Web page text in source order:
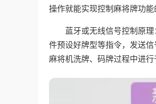
操作就能实现控制麻将牌功能
蓝牙或无线信号控制原
件预设好牌型等指令，发送
麻将机洗牌、码牌过程中进行